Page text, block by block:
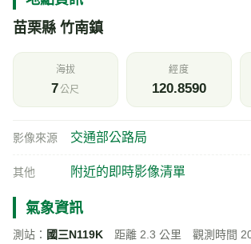
苗栗縣 竹南鎮
海拔
7公尺
經度
120.8590
影像來源 交通部公路局
其他 附近的即時影像清單
氣象資訊
測站： 國三N119K 距離 2.3 公里 觀測時間